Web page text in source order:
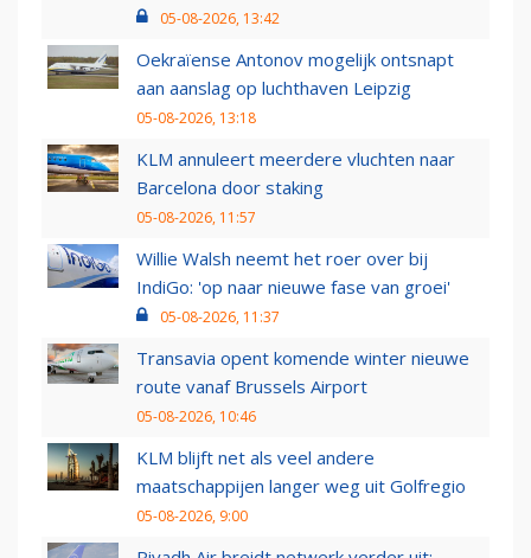
05-08-2026, 13:42
Oekraïense Antonov mogelijk ontsnapt
aan aanslag op luchthaven Leipzig
05-08-2026, 13:18
KLM annuleert meerdere vluchten naar
Barcelona door staking
05-08-2026, 11:57
Willie Walsh neemt het roer over bij
IndiGo: 'op naar nieuwe fase van groei'
05-08-2026, 11:37
Transavia opent komende winter nieuwe
route vanaf Brussels Airport
05-08-2026, 10:46
KLM blijft net als veel andere
maatschappijen langer weg uit Golfregio
05-08-2026, 9:00